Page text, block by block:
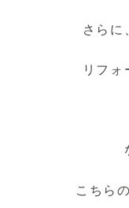
さらに
リフ
こちら